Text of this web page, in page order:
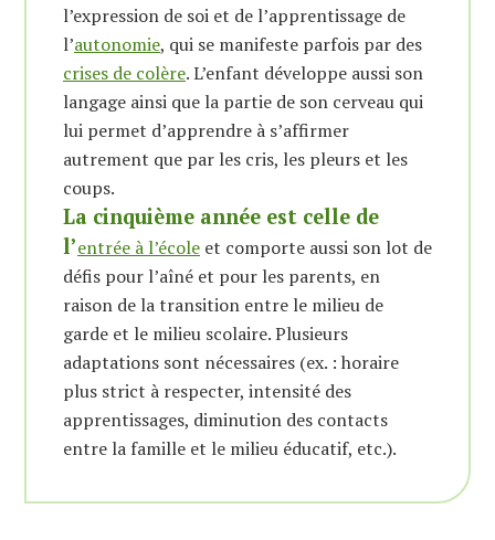
l’expression de soi et de l’apprentissage de
l’autonomie, qui se manifeste parfois par des
crises de colère. L’enfant développe aussi son
langage ainsi que la partie de son cerveau qui
lui permet d’apprendre à s’affirmer
autrement que par les cris, les pleurs et les
coups.
La cinquième année est celle de
l’entrée à l’école et comporte aussi son lot de
défis pour l’aîné et pour les parents, en
raison de la transition entre le milieu de
garde et le milieu scolaire. Plusieurs
adaptations sont nécessaires (ex. : horaire
plus strict à respecter, intensité des
apprentissages, diminution des contacts
entre la famille et le milieu éducatif, etc.).